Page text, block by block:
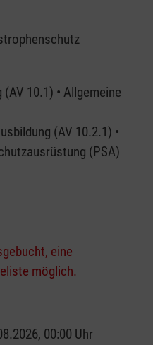
10.1) • Allgemeine
(AV 10.2.1) •
(PSA)
eine
möglich.
00:00 Uhr